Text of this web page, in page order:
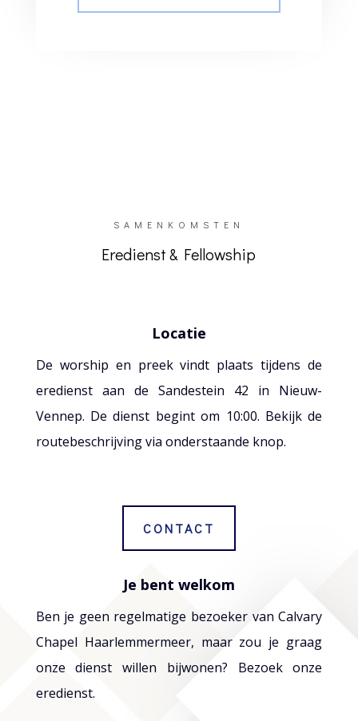
SAMENKOMSTEN
Eredienst & Fellowship
Locatie
De worship en preek vindt plaats tijdens de
eredienst aan de Sandestein 42 in Nieuw-
Vennep. De dienst begint om 10:00. Bekijk de
routebeschrijving via onderstaande knop.
CONTACT
Je bent welkom
Ben je geen regelmatige bezoeker van Calvary
Chapel Haarlemmermeer, maar zou je graag
onze dienst willen bijwonen? Bezoek onze
eredienst.